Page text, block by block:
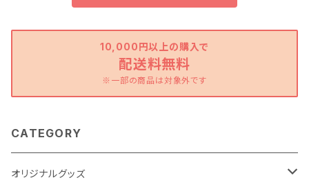
10,000円以上の購入で
配送料無料
※一部の商品は対象外です
CATEGORY
オリジナルグッズ